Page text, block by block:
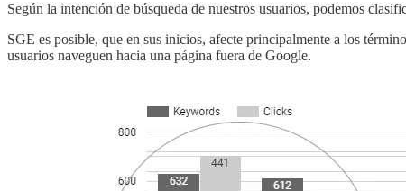
Según la intención de búsqueda de nuestros usuarios, podemos
SGE es posible, que en sus inicios, afecte principalmente a los
usuarios naveguen hacia una página fuera de Google.